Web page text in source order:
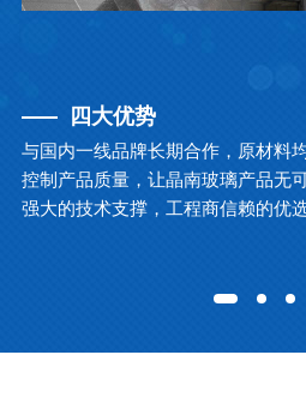
四大优势
与国内一线品牌长期合作，原材料
控制产品质量，让晶南玻璃产品无
强大的技术支撑，工程商信赖的优